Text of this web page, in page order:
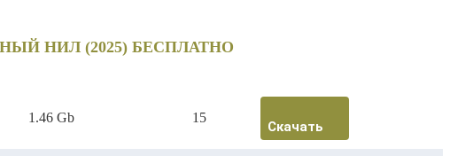
НИЛ (2025) БЕСПЛАТНО
1.46 Gb 15
Скачать